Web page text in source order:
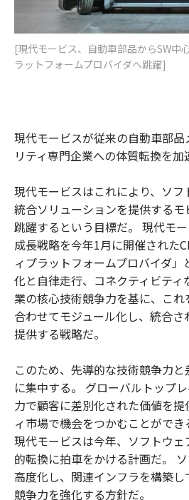
[現代モービス、自動車部品からSW中
ラットフォームプロバイダへ跳躍]
現代モービスが従来の自動車部
リティ専門企業への体質転換を加
現代モービスはこれにより、ソ
統合ソリューションを提供するモ
跳躍するという目標だ。 現代モ
成長戦略を今年1月に開催された
ィプラットフォームプロバイダ
化と自律走行、コネクティビティ
業の核心技術競争力を基に、こ
合わせてモジュール化し、統合
提供する戦略だ。
このため、先導的な技術競争力
に集中する。 グローバルトップ
力で顧客に差別化された価値を
ィ市場で機会をつかむことができ
現代モービスは今年、ソフトウ
的転換に拍車をかける計画だ。
高度化し、関連インフラを構築
競争力を強化する方針だ。